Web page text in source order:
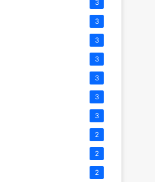
3
3
3
3
3
3
3
2
2
2